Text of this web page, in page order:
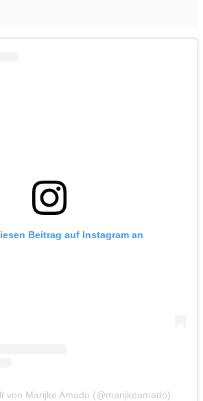
Beitrag auf Instagram an
von Marijke Amado (@marijkeamado)